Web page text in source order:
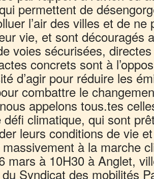
permettent de
l’air des villes et de
vie, et sont découragés
voies sécurisées,
concrets sont à
d’agir pour réduire les
combattre le
appelons tous.tes
défi climatique, qui sont
leurs conditions de vie
à la marche
mars à 10H30 à Anglet,
Syndicat des mobilités